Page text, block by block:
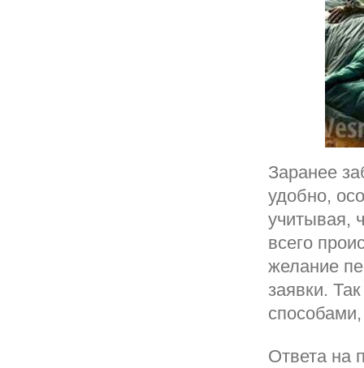
Заранее
удобно,
учитывая,
всего
желание
заявки.
Ответа на